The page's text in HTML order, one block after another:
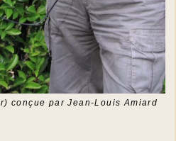
conçue par Jean-Louis Amiard